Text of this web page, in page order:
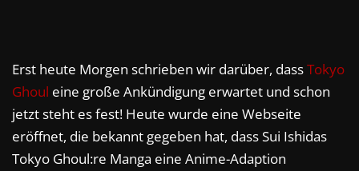
Erst heute Morgen schrieben wir darüber, dassTokyo
Ghoul eine große Ankündigung erwartet und schon
jetzt steht es fest! Heute wurde eine Webseite
eröffnet, die bekannt gegeben hat, dass Sui Ishidas
Tokyo Ghoul:re Manga eine Anime-Adaption